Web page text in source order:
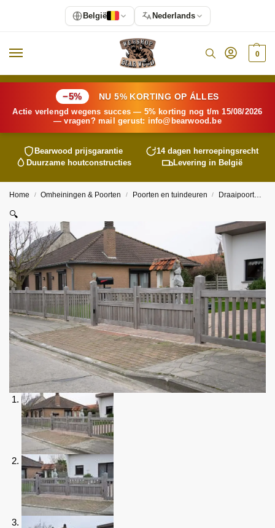
0
−5% NU 5% KORTING OP ÁLLES
Actie verlengd wegens succes — 5% korting nog t/m 15/08/2026
— vragen? mail gerust: info@ bearwood.be
Bearwood prijsgarantie
14 dagen herroepingsrecht
Duurzame houtconstructies
Levering in België
Home / Omheiningen & Poorten / Poorten en tuindeuren / Draaipoorten
🔍
België Nederlands